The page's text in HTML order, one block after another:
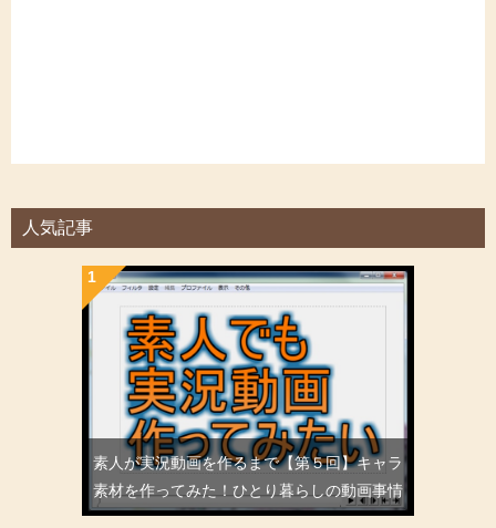
人気記事
素人が実況動画を作るまで【第５回】キャラ
素材を作ってみた！ひとり暮らしの動画事情